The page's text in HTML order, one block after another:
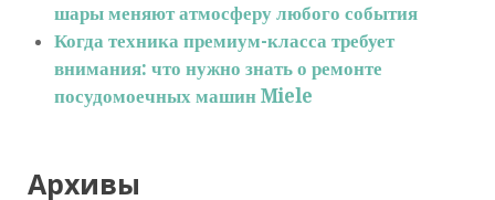
шары меняют атмосферу любого события
Когда техника премиум-класса требует
внимания: что нужно знать о ремонте
посудомоечных машин Miele
Архивы